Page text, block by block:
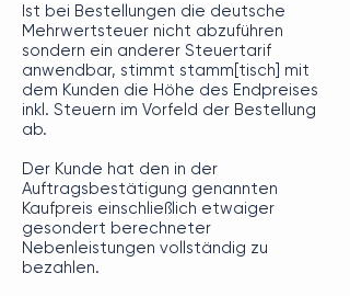
Ist bei Bestellungen die deutsche
Mehrwertsteuer nicht abzuführen
sondern ein anderer Steuertarif
anwendbar, stimmt stamm[tisch] mit
dem Kunden die Höhe des Endpreises
inkl. Steuern im Vorfeld der Bestellung
ab.
Der Kunde hat den in der
Auftragsbestätigung genannten
Kaufpreis einschließlich etwaiger
gesondert berechneter
Nebenleistungen vollständig zu
bezahlen.